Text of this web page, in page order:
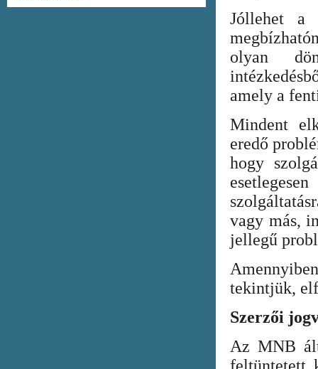
Jóllehet a
olyan
amely a
Mindent
eredő
hogy
vagy más,
jellegű
tekintjük,
Szerzői
Az MNB